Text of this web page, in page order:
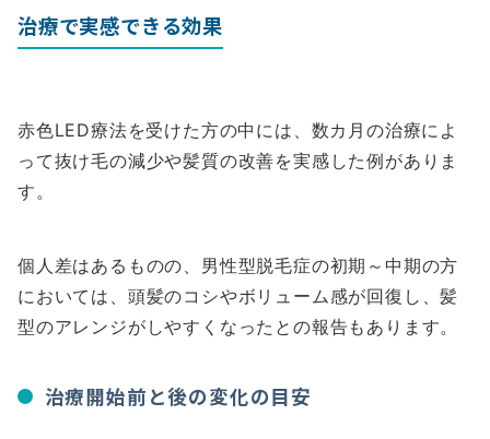
治療で実感できる効果
赤色LED療法を受けた方の中には、数カ月の治療によ
って抜け毛の減少や髪質の改善を実感した例がありま
す。
個人差はあるものの、男性型脱毛症の初期～中期の方
においては、頭髪のコシやボリューム感が回復し、髪
型のアレンジがしやすくなったとの報告もあります。
治療開始前と後の変化の目安